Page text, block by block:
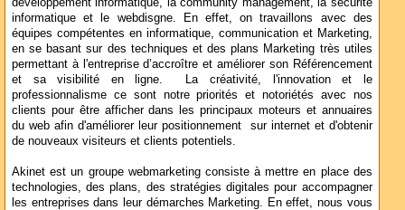
informatique et le webdisgne. En effet, on travaillons avec des
équipes compétentes en informatique, communication et Marketing,
en se basant sur des techniques et des plans Marketing très utiles
permettant à l'entreprise d’accroître et améliorer son Référencement
et sa visibilité en ligne. La créativité, l'innovation et le
professionnalisme ce sont notre priorités et notoriétés avec nos
clients pour être afficher dans les principaux moteurs et annuaires
du web afin d'améliorer leur positionnement sur internet et d'obtenir
de nouveaux visiteurs et clients potentiels.
Akinet est un groupe webmarketing consiste à mettre en place des
technologies, des plans, des stratégies digitales pour accompagner
les entreprises dans leur démarches Marketing. En effet, nous vous